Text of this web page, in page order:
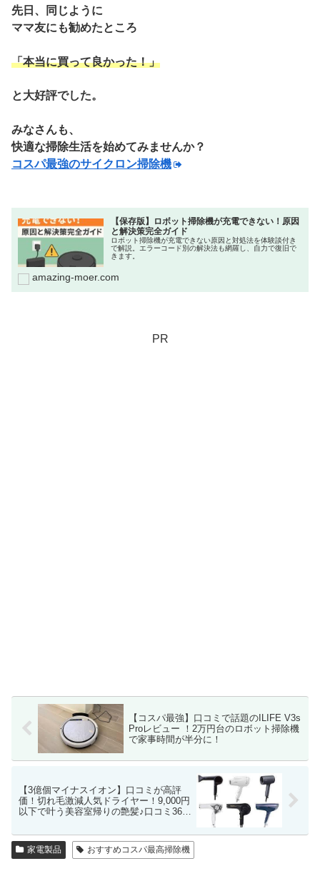
先日、同じように
ママ友にも勧めたところ
「本当に買って良かった！」
と大好評でした。
みなさんも、
快適な掃除生活を始めてみませんか？
コスパ最強のサイクロン掃除機
【保存版】ロボット掃除機が充電できない！原因
と解決策完全ガイド
ロボット掃除機が充電できない原因と対処法を体験談付き
で解説。エラーコード別の解決法も網羅し、自力で復旧で
きます。
amazing-moer.com
PR
【コスパ最強】口コミで話題のILIFE V3s
Proレビュー ！2万円台のロボット掃除機
で家事時間が半分に！
【3億個マイナスイオン】口コミが高評
価！切れ毛激減人気ドライヤー！9,000円
以下で叶う美容室帰りの艶髪♪口コミ364
家電製品 おすすめコスパ最高掃除機